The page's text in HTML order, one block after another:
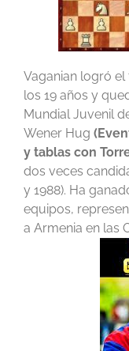
Vaganian logró el
los 19 años y
Mundial Juvenil
Wener Hug
y tablas con
dos veces
y 1988). Ha
equipos,
a Armenia en las